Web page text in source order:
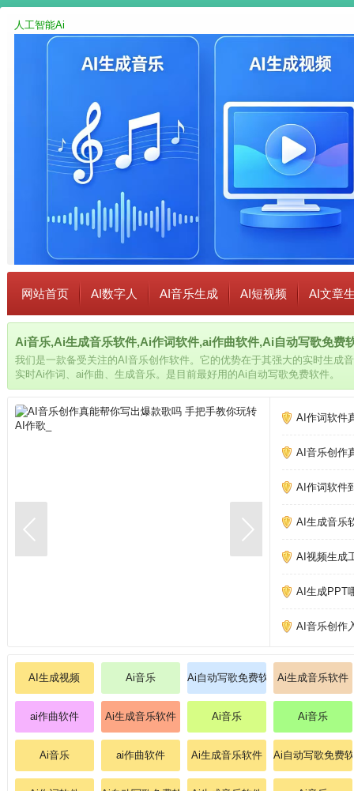
人工智能Ai
网站首页 AI数字人 AI音乐生成 AI短视频 AI文章
Ai音乐,Ai生成音乐软件,Ai作词软件,ai作曲软件,Ai自动写歌免费
我们是一款备受关注的AI音乐创作软件。它的优势在于其强大的实时生成
实时Ai作词、ai作曲、生成音乐。是目前最好用的Ai自动写歌免费软件。
AI作词软件
AI音乐创作
AI作词软件
AI生成音乐
AI视频生成
AI生成PPT
AI音乐创作
AI生成视频 Ai音乐 Ai自动写歌免费软件Ai生成音乐软件
ai作曲软件 Ai生成音乐软件 Ai音乐 Ai音乐
Ai音乐 ai作曲软件 Ai生成音乐软件 Ai自动写歌免费